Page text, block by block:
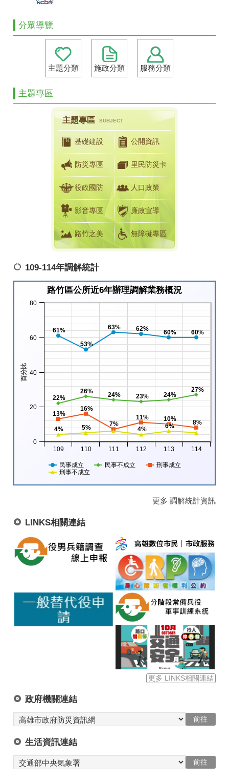
分眾導覽
主題分類 施政分類 服務分類
主題專區
主題專區 SUBJECT
基礎建設 公開資訊
防災專區 里民防災卡
役政國防 人口政策
影音專區 廉政宣導
路竹之美 無障礙專區
109-114年調解統計
百分比
路竹區公所近6年辦理調解業務概況
61%
53%
63% 62% 60% 60%
22%
26% 24% 23% 24%
27%
13%
16%
7%
11% 10%
8%
4%
5% 4% 6%
民事成立 民事不成立
刑事成立
刑事不成立
109 110 111 112 113 114
0
20
40
60
80
更多 調解統計資訊
LINKS相關連結
更多 LINKS相關連結
政府機關連結
生活資訊連結